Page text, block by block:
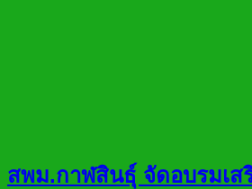
สพม.กาฬสินธุ์ จัดอบรมเส